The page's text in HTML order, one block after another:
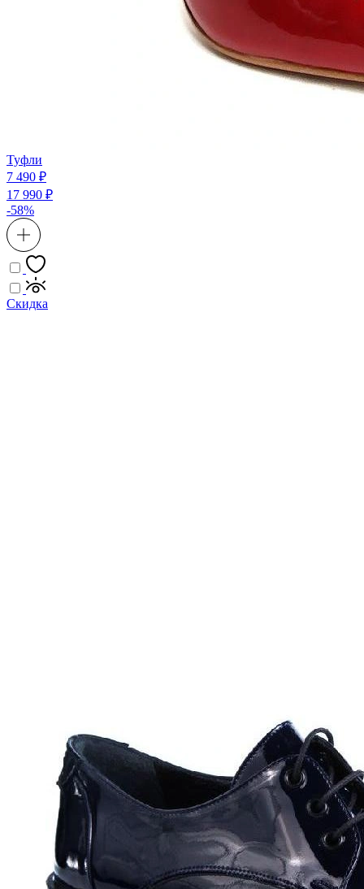
Туфли
7 490 ₽
17 990 ₽
-58%
Скидка